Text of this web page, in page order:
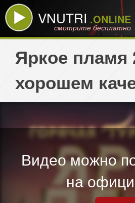
VNUTRI .ONLINE
смотрите бесплатно
Яркое пламя
хорошем
Видео можно
на